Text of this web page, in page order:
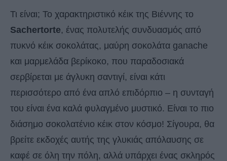
Τι είναι; Το χαρακτηριστικό κέικ της Βιέννης το
Sachertorte, ένας πολυτελής συνδυασμός από
πυκνό κέικ σοκολάτας, μαύρη σοκολάτα ganache
και μαρμελάδα βερίκοκο, που παραδοσιακά
σερβίρεται με άγλυκη σαντιγί, είναι κάτι
περισσότερο από ένα απλό επιδόρπιο – η συνταγή
του είναι ένα καλά φυλαγμένο μυστικό. Είναι το πιο
διάσημο σοκολατένιο κέικ στον κόσμο! Σίγουρα, θα
βρείτε εκδοχές αυτής της γλυκιάς απόλαυσης σε
καφέ σε όλη την πόλη, αλλά υπάρχει ένας σκληρός